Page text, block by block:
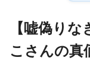
【嘘偽り
こさんの真